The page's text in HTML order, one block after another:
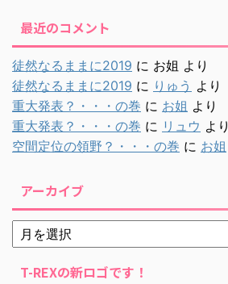
最近のコメント
徒然なるままに2019 に お姐 より
徒然なるままに2019 に りゅう より
重大発表？・・・の巻 に お姐 より
重大発表？・・・の巻 に リュウ より
空間定位の領野？・・・の巻 に お姐
アーカイブ
T-REXの新ロゴです！